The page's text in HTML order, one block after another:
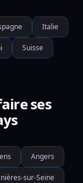
Italie
Suisse
ses
Angers
sur-Seine